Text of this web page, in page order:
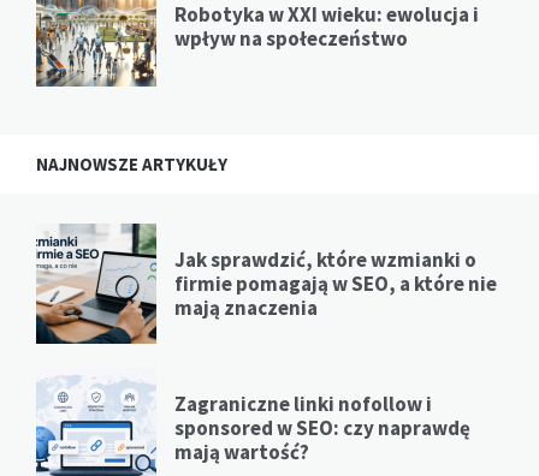
Robotyka w XXI wieku: ewolucja i
wpływ na społeczeństwo
NAJNOWSZE ARTYKUŁY
Jak sprawdzić, które wzmianki o
firmie pomagają w SEO, a które nie
mają znaczenia
Zagraniczne linki nofollow i
sponsored w SEO: czy naprawdę
mają wartość?